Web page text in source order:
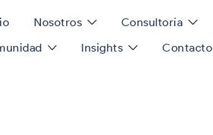
Nosotros Consultoría
Insights Contacto